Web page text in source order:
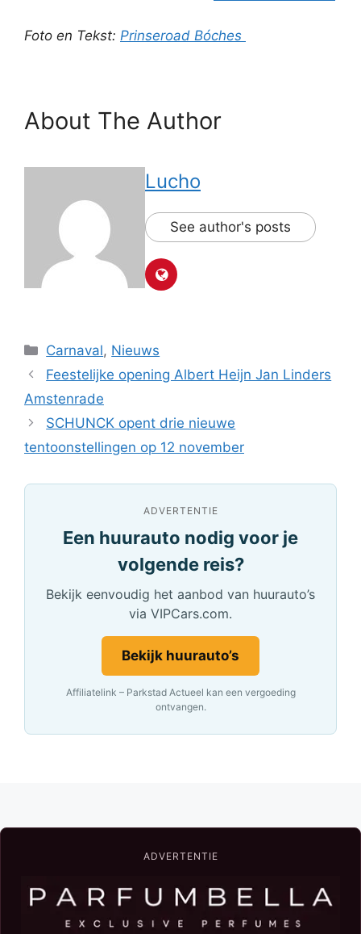
Foto en Tekst: Prinseroad Bóches
About The Author
Lucho
See author's posts
Categorieën
Carnaval, Nieuws
Feestelijke opening Albert Heijn Jan Linders
Amstenrade
SCHUNCK opent drie nieuwe
tentoonstellingen op 12 november
ADVERTENTIE
Een huurauto nodig voor je
volgende reis?
Bekijk eenvoudig het aanbod van huurauto’s
via VIPCars.com.
Bekijk huurauto’s
Affiliatelink – Parkstad Actueel kan een vergoeding
ontvangen.
ADVERTENTIE